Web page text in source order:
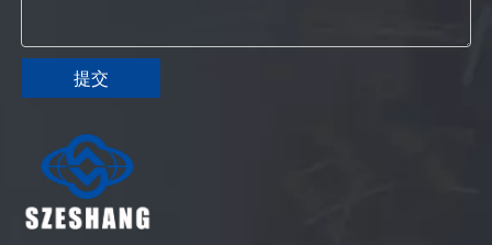
提交